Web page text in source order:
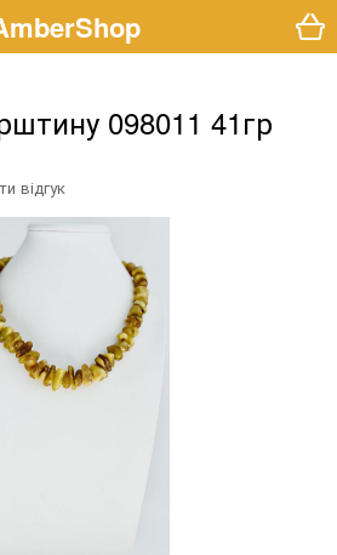
098011 41гр
відгук